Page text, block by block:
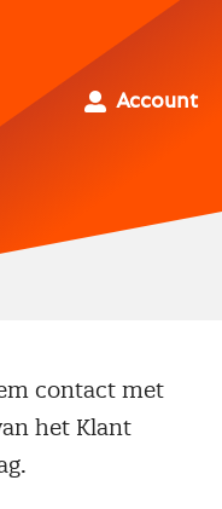
Account
contact met
het Klant